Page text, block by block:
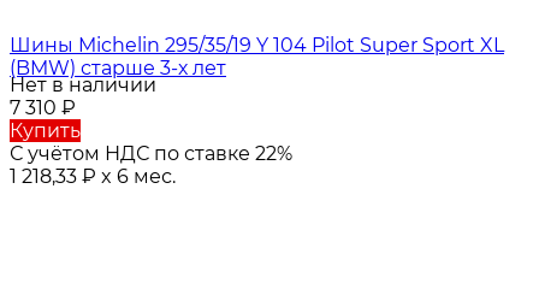
Шины Michelin 295/35/19 Y 104 Pilot Super Sport XL
(BMW) старше 3-х лет
Нет в наличии
7 310 ₽
Купить
С учётом НДС по ставке 22%
1 218,33 ₽ x 6 мес.